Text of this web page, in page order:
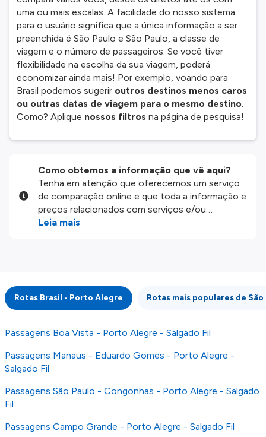
uma ou mais escalas. A facilidade do nosso sistema
para o usuário significa que a única informação a ser
preenchida é São Paulo e São Paulo, a classe de
viagem e o número de passageiros. Se você tiver
flexibilidade na escolha da sua viagem, poderá
economizar ainda mais! Por exemplo, voando para
Brasil podemos sugerir outros destinos menos caros
ou outras datas de viagem para o mesmo destino.
Como? Aplique nossos filtros na página de pesquisa!
Como obtemos a informação que vê aqui?
Tenha em atenção que oferecemos um serviço
de comparação online e que toda a informação e
preços relacionados com serviços e/ou
produtos disponíveis no nosso website são
integridade ou pela precisão da informação
publicada, por isso verifique com atenção todas
as condições no website do parceiro antes de
fazer uma reserva. Para mais detalhes verifique
os nossos Termos e Condições.
Leia mais
Rotas Brasil - Porto Alegre Rotas mais populares de São
Passagens Boa Vista - Porto Alegre - Salgado Fil
Passagens Manaus - Eduardo Gomes - Porto Alegre -
Salgado Fil
Passagens São Paulo - Congonhas - Porto Alegre - Salgado
Fil
Passagens Campo Grande - Porto Alegre - Salgado Fil